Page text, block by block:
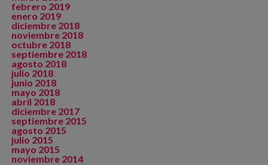
febrero 2019
enero 2019
diciembre 2018
noviembre 2018
octubre 2018
septiembre 2018
agosto 2018
julio 2018
junio 2018
mayo 2018
abril 2018
diciembre 2017
septiembre 2015
agosto 2015
julio 2015
mayo 2015
noviembre 2014